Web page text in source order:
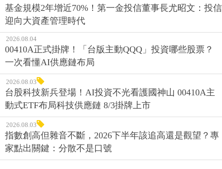
基金規模2年增近70%！第一金投信董事長尤昭文：投信
迎向大資產管理時代
2026.08.04
00410A正式掛牌！「台版主動QQQ」投資哪些股票？
一次看懂AI供應鏈布局
2026.08.03
台股科技新兵登場！AI投資不光看護國神山 00410A主
動式ETF布局科技供應鏈 8/3掛牌上市
2026.08.03
指數創高但雜音不斷，2026下半年該追高還是觀望？專
家點出關鍵：分散不是口號